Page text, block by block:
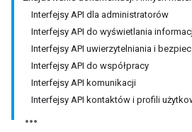
Interfejsy API dla administratorów
Interfejsy API do wyświetlania
Interfejsy API uwierzytelniania i
Interfejsy API do współpracy
Interfejsy API komunikacji
Interfejsy API kontaktów i profili